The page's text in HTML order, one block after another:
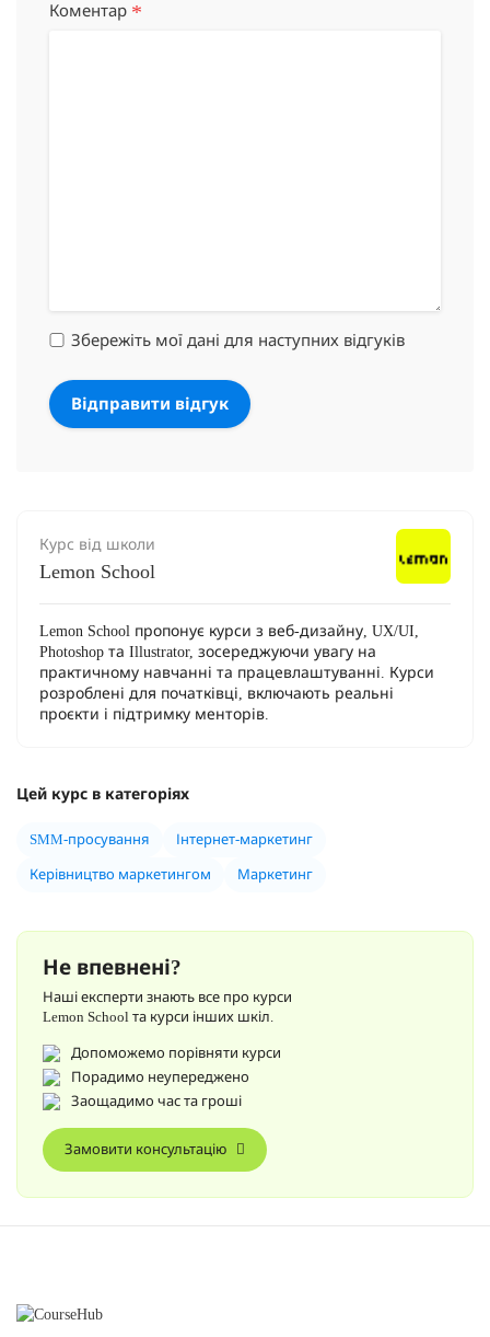
Коментар *
Збережіть мої дані для наступних відгуків
Курс від школи
Lemon School
Lemon School пропонує курси з веб-дизайну, UX/UI,
Photoshop та Illustrator, зосереджуючи увагу на
практичному навчанні та працевлаштуванні. Курси
розроблені для початківці, включають реальні
проєкти і підтримку менторів.
Цей курс в категоріях
SMM-просування Інтернет-маркетинг
Керівництво маркетингом Маркетинг
Не впевнені?
Наші експерти знають все про курси
Lemon School та курси інших шкіл.
Допоможемо порівняти курси
Порадимо неупереджено
Заощадимо час та гроші
Замовити консультацію